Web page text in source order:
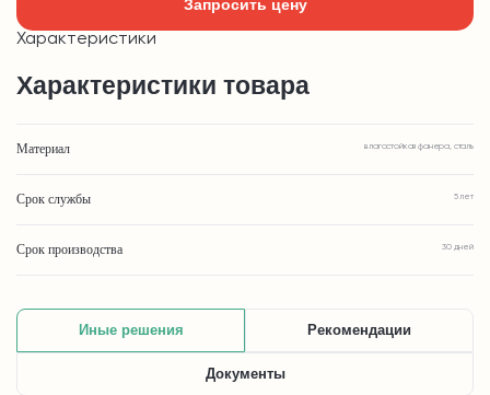
Запросить цену
Характеристики
Характеристики товара
Материал влагостойкая фанера, сталь
Срок службы 5 лет
Срок производства 30 дней
Иные решения Рекомендации
Документы